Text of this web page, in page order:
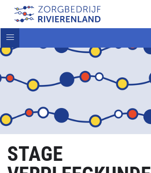
Toggle
navigatie
STAGE